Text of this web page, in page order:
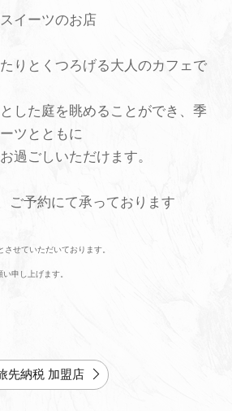
動画を見る
ンロード
お問い合わせ
イーツのお店
りとくつろげる大人のカフェで
した庭を眺めることができ、季
ツとともに
過ごしいただけます。
ご予約にて承っております
せていただいております。
申し上げます。
先納税 加盟店